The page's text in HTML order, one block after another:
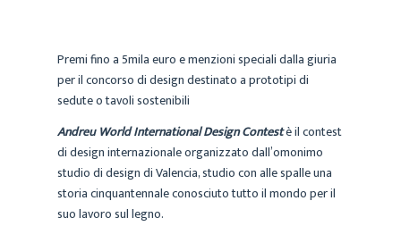
Premi fino a 5mila euro e menzioni speciali dalla giuria
per il concorso di design destinato a prototipi di
sedute o tavoli sostenibili
Andreu World International Design Contestè il contest
di design internazionale organizzato dall’omonimo
studio di design di Valencia, studio con alle spalle una
storia cinquantennale conosciuto tutto il mondo per il
suo lavoro sul legno.